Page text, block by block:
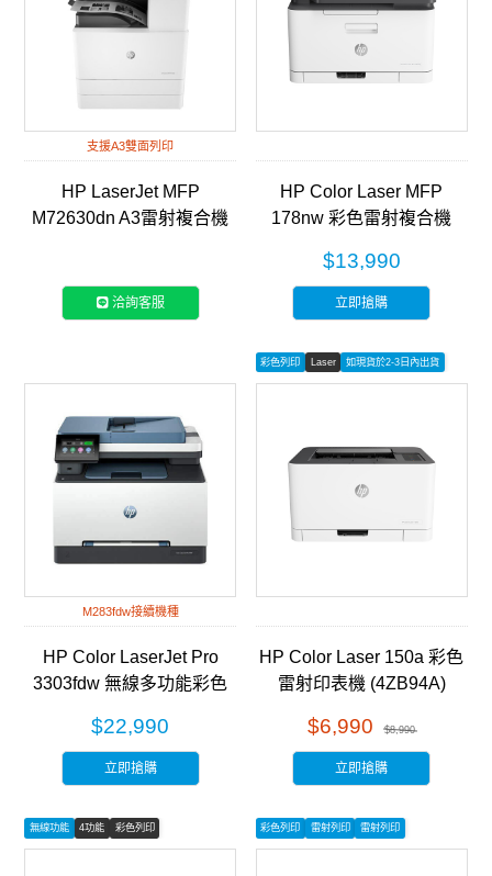
支援A3雙面列印
HP LaserJet MFP
M72630dn A3雷射複合機
洽詢客服
HP Color Laser MFP
178nw 彩色雷射複合機
$13,990
立即搶購
M283fdw接續機種
HP Color LaserJet Pro
3303fdw 無線多功能彩色
$22,990
立即搶購
彩色列印 Laser 如現貨於2-3日內出貨
HP Color Laser 150a 彩色
雷射印表機 (4ZB94A)
$6,990 $8,990
立即搶購
無線功能 4功能 彩色列印 彩色列印 雷射列印 雷射列印